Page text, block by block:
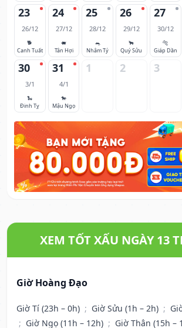
23
26/12
🐕
Canh Tuất
24
27/12
🐖
Tân Hợi
25
28/12
🐀
Nhâm Tý
26
29/12
🐂
Quý Sửu
27
30/12
🐅
Giáp Dần
30
3/1
🐍
Đinh Tỵ
31
4/1
🐎
Mậu Ngọ
1 2 3
XEM TỐT XẤU NGÀY 13
Giờ Hoàng Đạo
Giờ Tí (23h – 0h) ; Giờ Sửu (1h – 2h) ;
; Giờ Ngọ (11h – 12h) ; Giờ Thân (15h –